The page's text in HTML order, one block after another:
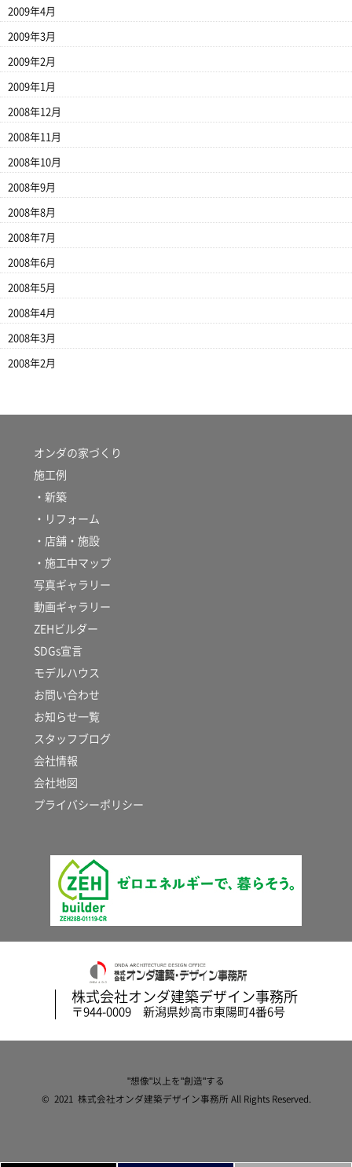
2009年4月
2009年3月
2009年2月
2009年1月
2008年12月
2008年11月
2008年10月
2008年9月
2008年8月
2008年7月
2008年6月
2008年5月
2008年4月
2008年3月
2008年2月
オンダの家づくり
施工例
・新築
・リフォーム
・店舗・施設
・施工中マップ
写真ギャラリー
動画ギャラリー
ZEHビルダー
SDGs宣言
モデルハウス
お問い合わせ
お知らせ一覧
スタッフブログ
会社情報
会社地図
プライバシーポリシー
株式会社オンダ建築デザイン事務所
〒944-0009 新潟県妙高市東陽町4番6号
"想像"以上を"創造"する
© 2021 株式会社オンダ建築デザイン事務所 All Rights Reserved.